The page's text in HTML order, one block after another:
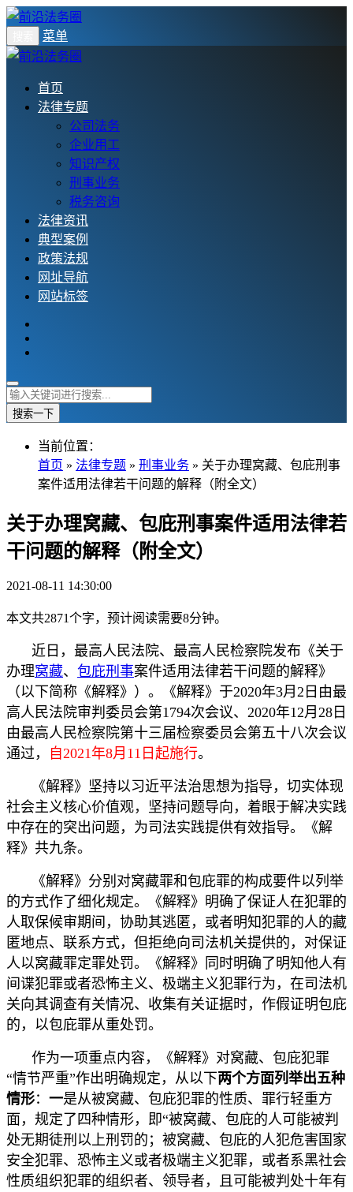
菜单
首页
法律专题
公司法务
企业用工
知识产权
刑事业务
税务咨询
法律资讯
典型案例
政策法规
网址导航
网站标签
搜索一下
当前位置：
首页 » 法律专题 » 刑事业务 » 关于办理窝藏、包庇刑事
案件适用法律若干问题的解释（附全文）
关于办理窝藏、包庇刑事案件适用法律若
干问题的解释（附全文）
2021-08-11 14:30:00
本文共2871个字，预计阅读需要8分钟。
近日，最高人民法院、最高人民检察院发布《关于
办理窝藏、 包庇刑事案件适用法律若干问题的解释》
（以下简称《解释》）。《解释》于2020年3月2日由最
高人民法院审判委员会第1794次会议、2020年12月28日
由最高人民检察院第十三届检察委员会第五十八次会议
通过，
自2021年8月11日起施行。
《解释》坚持以习近平法治思想为指导，切实体现
社会主义核心价值观，坚持问题导向，着眼于解决实践
中存在的突出问题，为司法实践提供有效指导。《解
释》共九条。
《解释》分别对窝藏罪和包庇罪的构成要件以列举
的方式作了细化规定。《解释》明确了保证人在犯罪的
人取保候审期间，协助其逃匿，或者明知犯罪的人的藏
匿地点、联系方式，但拒绝向司法机关提供的，对保证
人以窝藏罪定罪处罚。《解释》同时明确了明知他人有
间谍犯罪或者恐怖主义、极端主义犯罪行为，在司法机
关向其调查有关情况、收集有关证据时，作假证明包庇
的，以包庇罪从重处罚。
作为一项重点内容，《解释》对窝藏、包庇犯罪
“情节严重”作出明确规定，从以下两个方面列举出五种
情形： 一是从被窝藏、包庇犯罪的性质、罪行轻重方
面，规定了四种情形，即“被窝藏、包庇的人可能被判
处无期徒刑以上刑罚的；被窝藏、包庇的人犯危害国家
安全犯罪、恐怖主义或者极端主义犯罪，或者系黑社会
性质组织犯罪的组织者、领导者，且可能被判处十年有